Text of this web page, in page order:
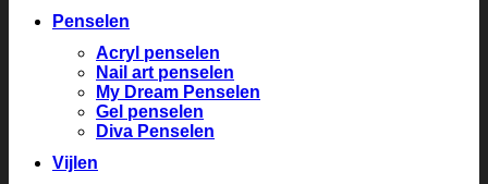
Penselen
Acryl penselen
Nail art penselen
My Dream Penselen
Gel penselen
Diva Penselen
Vijlen